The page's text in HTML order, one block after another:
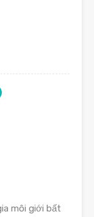
môi giới bất